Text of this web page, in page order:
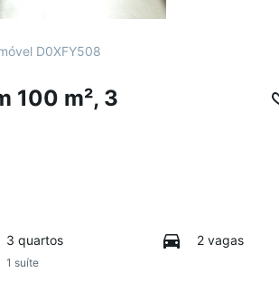
D0XFY508
100 m², 3
3 quartos
1 suíte
2 vagas